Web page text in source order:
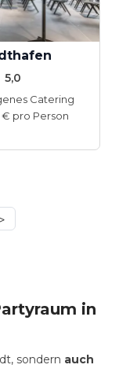
5,0
Catering
€ pro Person
>
in
sondern auch